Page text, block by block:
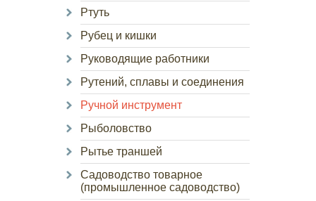
Ртуть
Рубец и кишки
Руководящие работники
Рутений, сплавы и соединения
Ручной инструмент
Рыболовство
Рытье траншей
Садоводство товарное
(промышленное садоводство)